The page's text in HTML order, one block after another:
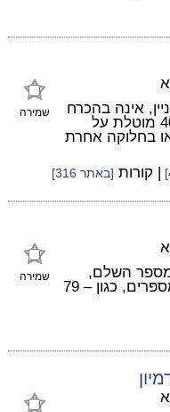
שמירה
אינה בהכרח
אחריות מחולקת, כלומר, אינה - 40% מוטלת על
או בחלוקה אחרת
| קורות [באתר 316]
שמירה
השלם,
העגול, הפשוט והנוח הזה משאר המספרים, כגון – 79